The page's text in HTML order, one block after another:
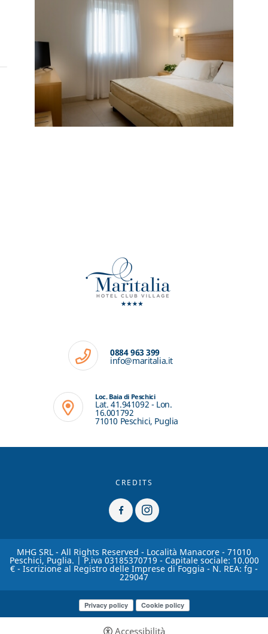
0884 963 399
info@maritalia.it
Loc. Baia di Peschici
Lat. 41.941092 - Lon.
16.001792
71010 Peschici, Puglia
CREDITS
MHG SRL - All Rights Reserved - Località Manacore - 71010
Peschici, Puglia. | P.iva 03185370719 - Capitale sociale: 10.000
€ - Iscrizione al Registro delle Imprese di Foggia - N. REA: fg -
229047
Privacy policy Cookie policy
Accessibilità